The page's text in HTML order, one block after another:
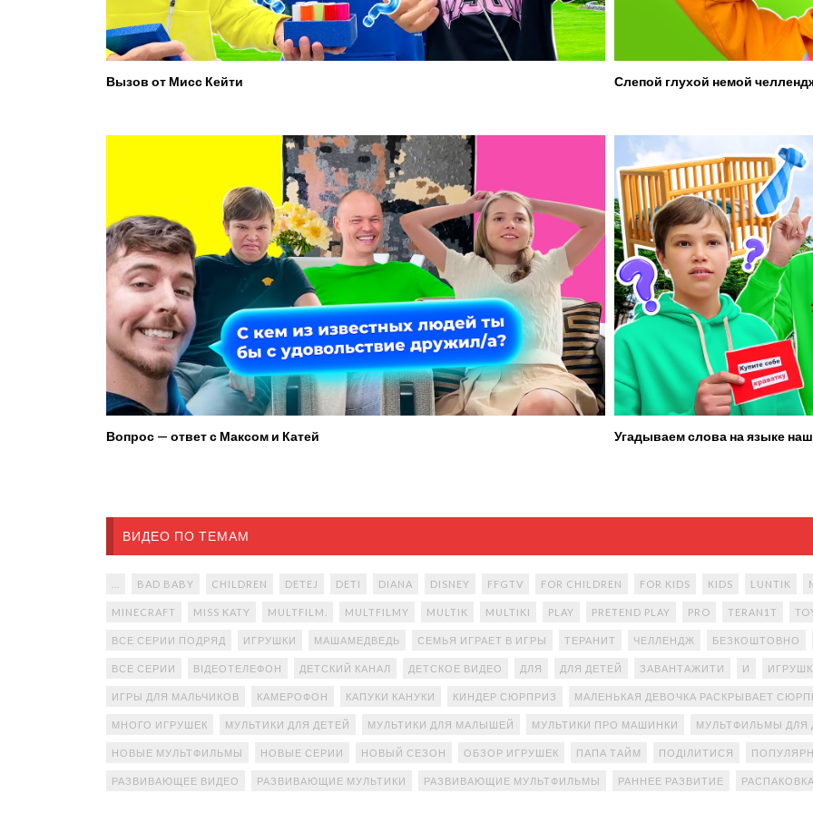
Вызов от Мисс Кейти Слепой глухой немой
Вопрос — ответ с Максом и Катей Угадываем слова на языке
ВИДЕО ПО ТЕМАМ
BAD BABY CHILDREN DETEJ DETI DIANA DISNEY FFGTV FOR CHILDREN FOR KIDS KIDS LUNTIK
MINECRAFT MISS KATY MULTFILM. MULTFILMY MULTIK MULTIKI PLAY PRETEND PLAY PRO TERAN1T
ВСЕ СЕРИИ ПОДРЯД ИГРУШКИ МАШАМЕДВЕДЬ СЕМЬЯ ИГРАЕТ В ИГРЫ ТЕРАНИТ ЧЕЛЛЕНДЖ БЕЗКОШТОВНО
ВСЕ СЕРИИ ВІДЕОТЕЛЕФОН ДЕТСКИЙ КАНАЛ ДЕТСКОЕ ВИДЕО ДЛЯ ДЛЯ ДЕТЕЙ ЗАВАНТАЖИТИ И
ИГРЫ ДЛЯ МАЛЬЧИКОВ КАМЕРОФОН КАПУКИ КАНУКИ КИНДЕР СЮРПРИЗ МАЛЕНЬКАЯ ДЕВОЧКА РАСКРЫВАЕТ
МНОГО ИГРУШЕК МУЛЬТИКИ ДЛЯ ДЕТЕЙ МУЛЬТИКИ ДЛЯ МАЛЫШЕЙ МУЛЬТИКИ ПРО МАШИНКИ МУЛЬТФИЛЬМЫ ДЛЯ
НОВЫЕ МУЛЬТФИЛЬМЫ НОВЫЕ СЕРИИ НОВЫЙ СЕЗОН ОБЗОР ИГРУШЕК ПАПА ТАЙМ ПОДІЛИТИСЯ
РАЗВИВАЮЩЕЕ ВИДЕО РАЗВИВАЮЩИЕ МУЛЬТИКИ РАЗВИВАЮЩИЕ МУЛЬТФИЛЬМЫ РАННЕЕ РАЗВИТИЕ